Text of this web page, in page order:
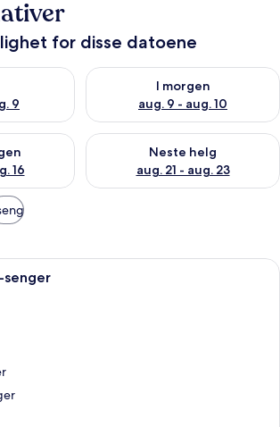
for disse datoene
9
for i kveld, aug. 8 - aug. 9
I morgen
aug. 9 - aug. 10
Sjekk tilgjengelighet for i
16
for denne helgen, aug. 14 - aug. 16
Neste helg
aug. 21 - aug. 23
Sjekk tilgjengelighet for
Rom, 2 queensize-senger | Safe på
senger